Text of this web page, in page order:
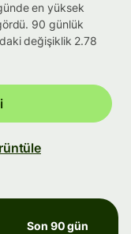
en yüksek
90 günlük
değişiklik 2.78
Son 90 gün